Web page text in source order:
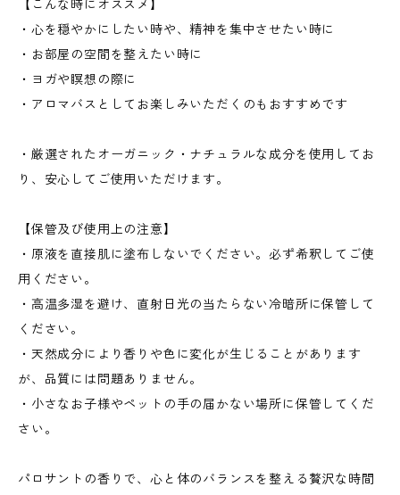
【こんな時にオススメ】
・心を穏やかにしたい時や、精神を集中させたい時に
・お部屋の空間を整えたい時に
・ヨガや瞑想の際に
・アロマバスとしてお楽しみいただくのもおすすめです
・厳選されたオーガニック・ナチュラルな成分を使用してお
り、安心してご使用いただけます。
【保管及び使用上の注意】
・原液を直接肌に塗布しないでください。必ず希釈してご使
用ください。
・高温多湿を避け、直射日光の当たらない冷暗所に保管して
ください。
・天然成分により香りや色に変化が生じることがあります
が、品質には問題ありません。
・小さなお子様やペットの手の届かない場所に保管してくだ
さい。
パロサントの香りで、心と体のバランスを整える贅沢な時間